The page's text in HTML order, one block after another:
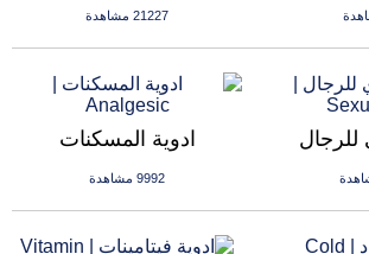
21227 مشاهدة
ادوية المسكنات
9992 مشاهدة
للرجال